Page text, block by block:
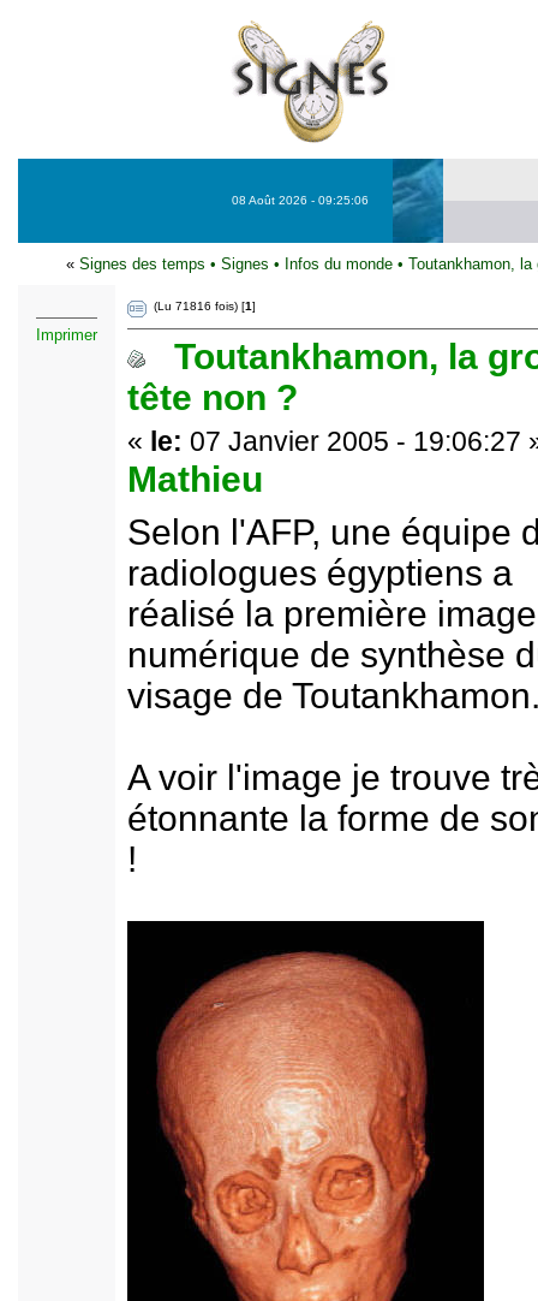
08 Août 2026 - 09:25:06
« Signes des temps • Signes • Infos du monde • Toutankhamon,
Imprimer
(Lu 71816 fois) [1]
Toutankhamon, la
tête non ?
« le: 07 Janvier 2005 - 19:06:27
Mathieu
Selon l'AFP, une équipe
radiologues égyptiens a
réalisé la première image
numérique de synthèse
visage de
A voir l'image je trouve
étonnante la forme de
!